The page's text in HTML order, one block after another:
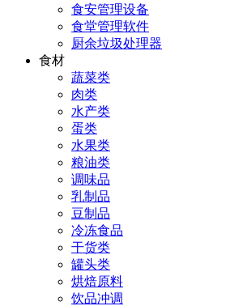
食安管理设备
食堂管理软件
厨余垃圾处理器
食材
蔬菜类
肉类
水产类
蛋类
水果类
粮油类
调味品
乳制品
豆制品
冷冻食品
干货类
罐头类
烘焙原料
饮品冲调